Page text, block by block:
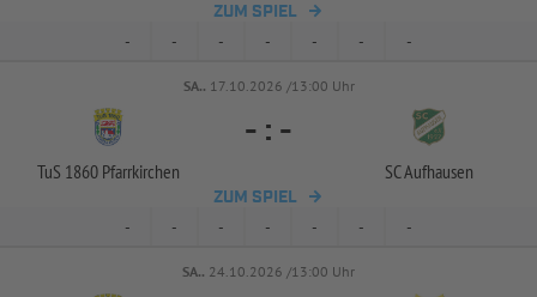
ZUM SPIEL
- - - - - - -
SA.. 17.10.2026 /13:00 Uhr
TuS 1860 Pfarrkirchen
- : -
SC Aufhausen
ZUM SPIEL
- - - - - - -
SA.. 24.10.2026 /13:00 Uhr